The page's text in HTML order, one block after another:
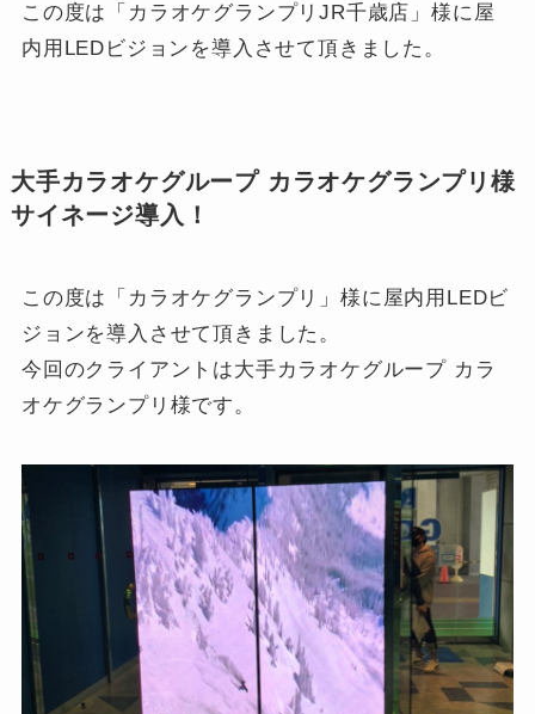
この度は「カラオケグランプリJR千歳店」様に屋
内用LEDビジョンを導入させて頂きました。
大手カラオケグループ カラオケグランプリ様
サイネージ導入！
この度は「カラオケグランプリ」様に屋内用LEDビ
ジョンを導入させて頂きました。
今回のクライアントは大手カラオケグループ カラ
オケグランプリ様です。